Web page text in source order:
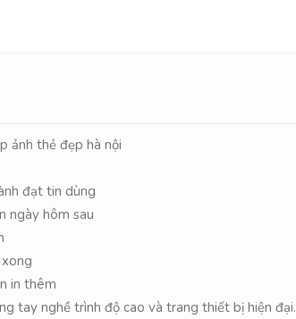
ảnh thẻ đẹp hà nội
đạt tin dùng
ngày hôm sau
in thêm
tay nghề trình độ cao và trang thiết bị hiện đại.